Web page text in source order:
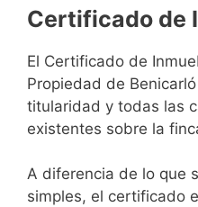
Certificado de
El Certificado de
Propiedad de
titularidad y todas las
existentes sobre la
A diferencia de lo que
simples, el certificado